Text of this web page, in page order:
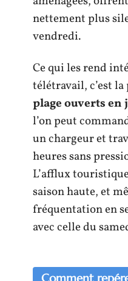
nettement plus
vendredi.
Ce qui les rend
télétravail, c’est la
plage ouverts en
l’on peut
un chargeur et
heures sans
L’afflux
saison haute, et
fréquentation en
avec celle du
Comment